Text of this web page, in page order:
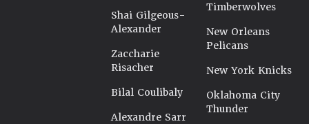
Shai Gilgeous-
Alexander
Zaccharie
Risacher
Bilal Coulibaly
Alexandre Sarr
Timberwolves
New Orleans
Pelicans
New York Knicks
Oklahoma City
Thunder